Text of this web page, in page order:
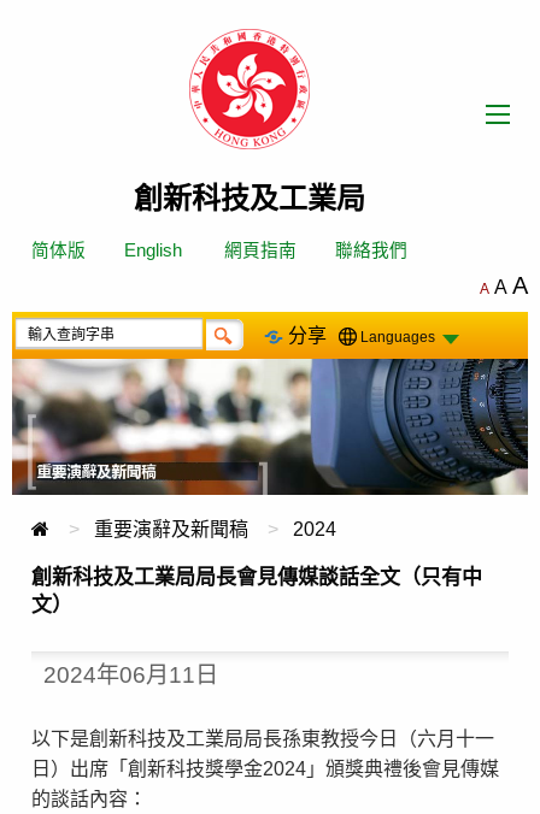
創新科技及工業局
简体版 English 網頁指南 聯絡我們
A A A
分享 Languages
重要演辭及新聞稿 2024
創新科技及工業局局長會見傳媒談話全文（只有中
文）
2024年06月11日
以下是創新科技及工業局局長孫東教授今日（六月十一
日）出席「創新科技獎學金2024」頒獎典禮後會見傳媒
的談話內容：